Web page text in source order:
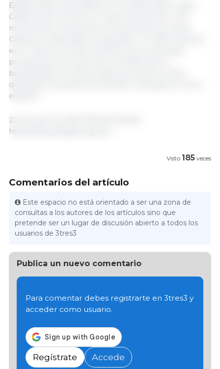
Epagri/Cepa y difundidos en el Observatorio Agro
Catarinense, de enero a mayo de este año, 7.40
millones de cerdos fueron producidos en Santa
Catarina y destinados al beneficio, un 4.8% más que
en el mismo período de 2022. De los animales
producidos en el período, el 90.6% fueron
beneficiados en Santa Catarina, siendo el resto
destinado a plantas de beneficio ubicadas en otros
estados.
22 de junio de 2023 /EPAGRI /Brasil.
https://blog.epagri.sc.gov.br
Visto 185 veces
Comentarios del artículo
Este espacio no está orientado a ser una zona de
consultas a los autores de los artículos sino que
pretende ser un lugar de discusión abierto a todos los
usuarios de 3tres3
Publica un nuevo comentario
Para comentar debes registrarte en 3tres3 y
acceder como usuario.
Regístrate Accede